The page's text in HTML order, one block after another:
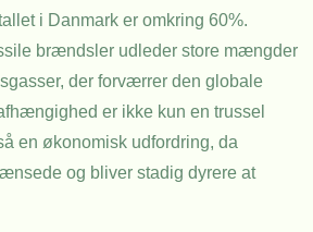
i Danmark er omkring 60%.
brændsler udleder store mængder
der forværrer den globale
er ikke kun en trussel
en økonomisk udfordring, da
og bliver stadig dyrere at